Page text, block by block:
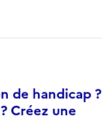
de handicap ?
Créez une